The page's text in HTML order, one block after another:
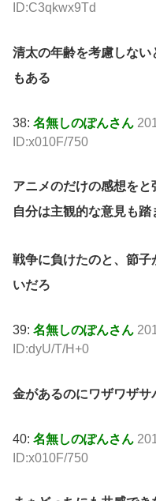
ID:C3qkwx9Td
清太の年齢を考慮しな
もある
38: 名無しのぽんさん
ID:x010F/750
アニメのだけの感想をと
自分は主観的な意見も
戦争に負けたのと、節
いだろ
39: 名無しのぽんさん
ID:dyU/T/H+0
金があるのにワザワザ
40: 名無しのぽんさん
ID:x010F/750